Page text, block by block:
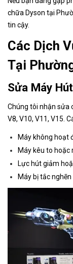
chữa Dyson tại
tin cậy.
Các Dịch
Tại
Sửa Máy
Chúng tôi nhận sửa
V8, V10, V11, V15.
Máy không hoạt
Máy kêu to hoặc
Lực hút giảm
Máy bị tắc